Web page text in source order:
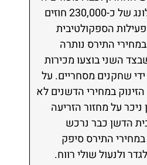
ניטרלית לפוזיציית לונג של כ-230,000 חוזים
הספקולטיבית
התירס נותרה
בוצעו מכירות
מסחריים. על
הדשנים לא
מחזור הזריעה
כבר נרכש
התירס סיפק
שולי רווח.